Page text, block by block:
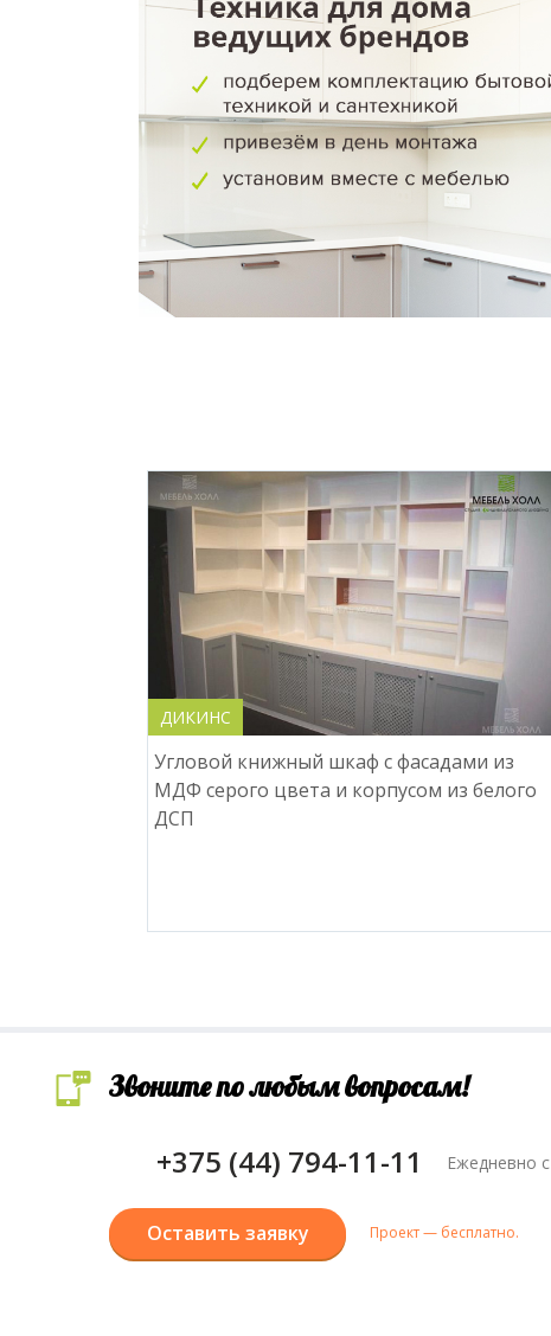
ДИКИНС
Угловой книжный шкаф с фасадами из
МДФ серого цвета и корпусом из белого
ДСП
Звоните по любым вопросам!
+375 (44) 794-11-11 Ежедневно
Оставить заявку Проект — бесплатно.